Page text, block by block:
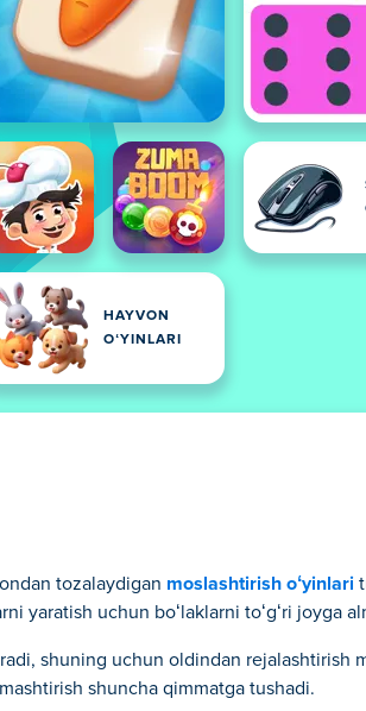
HAYVON
OʻYINLARI
tozalaydigan moslashtirish oʻyinlari
yaratish uchun boʻlaklarni toʻgʻri joyga
shuning uchun oldindan rejalashtirish
shuncha qimmatga tushadi.